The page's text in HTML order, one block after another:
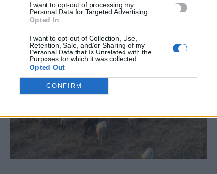
I want to opt-out of processing my
Personal Data for Targeted Advertising.
Opted In
I want to opt-out of Collection, Use,
Retention, Sale, and/or Sharing of my
Personal Data that Is Unrelated with the
Purposes for which it was collected.
Opted Out
CONFIRM